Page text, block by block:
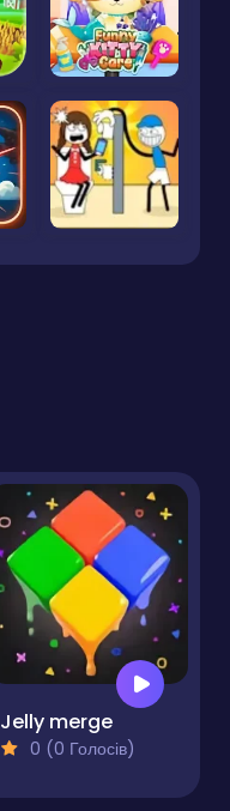
Jelly merge
0 (0 Голосів)